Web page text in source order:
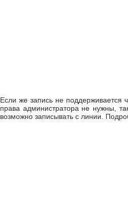
Если же запись не поддерживается
права администратора не нужны,
возможно записывать с линии.